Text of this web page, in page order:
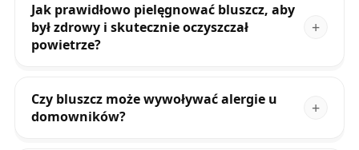
Jak prawidłowo pielęgnować bluszcz, aby
był zdrowy i skutecznie oczyszczał
powietrze?
Czy bluszcz może wywoływać alergie u
domowników?